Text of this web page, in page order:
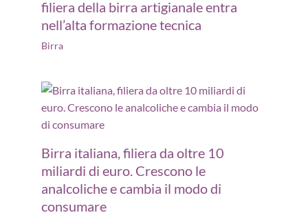
filiera della birra artigianale entra
nell’alta formazione tecnica
Birra
Birra italiana, filiera da oltre 10
miliardi di euro. Crescono le
analcoliche e cambia il modo di
consumare